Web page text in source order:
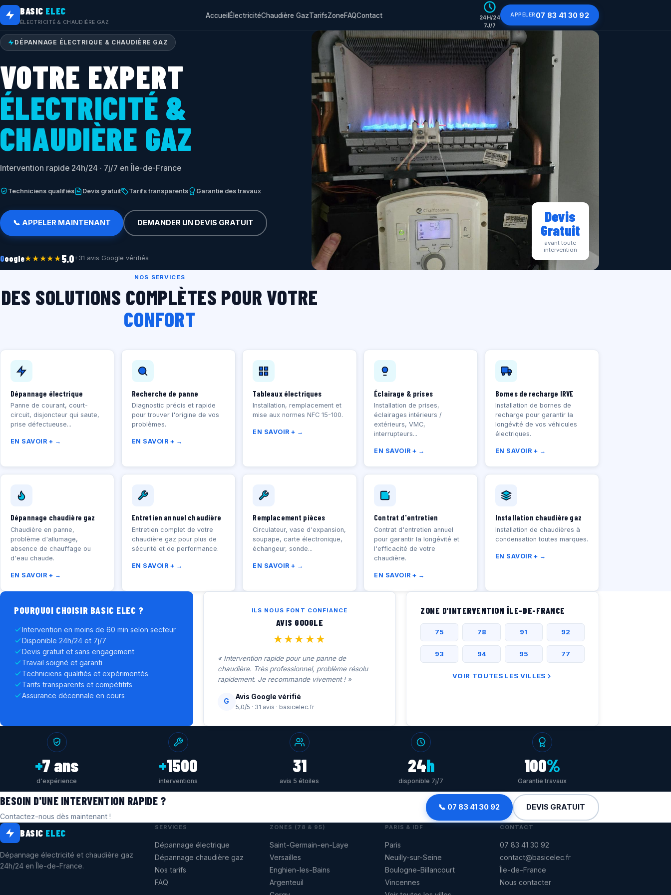
BASIC ELEC
ÉLECTRICITÉ & CHAUDIÈRE GAZ
AccueilÉlectricitéChaudière GazTarifsZoneFAQContact
24H/24
7J/7
APPELER 07 83 41 30 92
DÉPANNAGE ÉLECTRIQUE & CHAUDIÈRE GAZ
VOTRE EXPERT
ÉLECTRICITÉ &
CHAUDIÈRE GAZ
Intervention rapide 24h/24 · 7j/7 en Île-de-France
Techniciens qualifiés Devis gratuit Tarifs transparents Garantie des travaux
📞 APPELER MAINTENANT DEMANDER UN DEVIS GRATUIT
Google★★★★★5.0+31 avis Google vérifiés
Devis
Gratuit
avant toute
intervention
NOS SERVICES
DES SOLUTIONS COMPLÈTES POUR VOTRE
CONFORT
Dépannage électrique
Panne de courant, court-
circuit, disjoncteur qui saute,
prise défectueuse...
EN SAVOIR + →
Recherche de panne
Diagnostic précis et rapide
pour trouver l'origine de vos
problèmes.
EN SAVOIR + →
Tableaux électriques
Installation, remplacement et
mise aux normes NFC 15-100.
EN SAVOIR + →
Éclairage & prises
Installation de prises,
éclairages intérieurs /
extérieurs, VMC,
interrupteurs...
EN SAVOIR + →
Bornes de recharge IRVE
Installation de bornes de
recharge pour garantir la
longévité de vos véhicules
électriques.
EN SAVOIR + →
Dépannage chaudière gaz
Chaudière en panne,
problème d'allumage,
absence de chauffage ou
d'eau chaude.
EN SAVOIR + →
Entretien annuel chaudière
Entretien complet de votre
chaudière gaz pour plus de
sécurité et de performance.
EN SAVOIR + →
Remplacement pièces
Circulateur, vase d'expansion,
soupape, carte électronique,
échangeur, sonde...
EN SAVOIR + →
Contrat d'entretien
Contrat d'entretien annuel
pour garantir la longévité et
l'efficacité de votre
chaudière.
EN SAVOIR + →
Installation chaudière gaz
Installation de chaudières à
condensation toutes marques.
EN SAVOIR + →
POURQUOI CHOISIR BASIC ELEC ?
Intervention en moins de 60 min selon secteur
Disponible 24h/24 et 7j/7
Devis gratuit et sans engagement
Travail soigné et garanti
Techniciens qualifiés et expérimentés
Tarifs transparents et compétitifs
Assurance décennale en cours
ILS NOUS FONT CONFIANCE
AVIS GOOGLE
★★★★★
« Intervention rapide pour une panne de
chaudière. Très professionnel, problème résolu
rapidement. Je recommande vivement ! »
G
Avis Google vérifié
5,0/5 · 31 avis · basicelec.fr
ZONE D'INTERVENTION ÎLE-DE-FRANCE
75 78 91 92
93 94 95 77
VOIR TOUTES LES VILLES
+7 ans
d'expérience
+1500
interventions
31
avis 5 étoiles
24h
disponible 7j/7
100%
Garantie travaux
BESOIN D'UNE INTERVENTION RAPIDE ?
Contactez-nous dès maintenant !
📞 07 83 41 30 92 DEVIS GRATUIT
BASIC ELEC
Dépannage électricité et chaudière gaz
24h/24 en Île-de-France.
SERVICES
Dépannage électrique
Dépannage chaudière gaz
Nos tarifs
FAQ
ZONES (78 & 95)
Saint-Germain-en-Laye
Versailles
Enghien-les-Bains
Argenteuil
PARIS & IDF
Paris
Neuilly-sur-Seine
Boulogne-Billancourt
Vincennes
CONTACT
07 83 41 30 92
contact@basicelec.fr
Île-de-France
Nous contacter